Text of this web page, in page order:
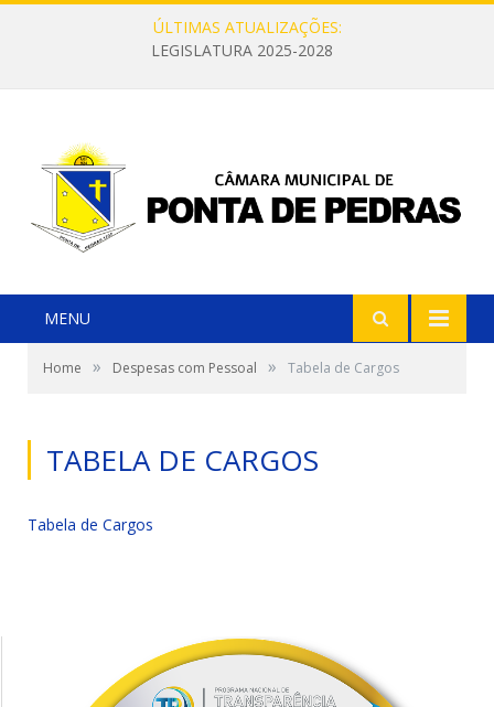
ÚLTIMAS ATUALIZAÇÕES:
LEGISLATURA 2025-2028
MENU
Home » Despesas com Pessoal » Tabela de Cargos
TABELA DE CARGOS
Tabela de Cargos